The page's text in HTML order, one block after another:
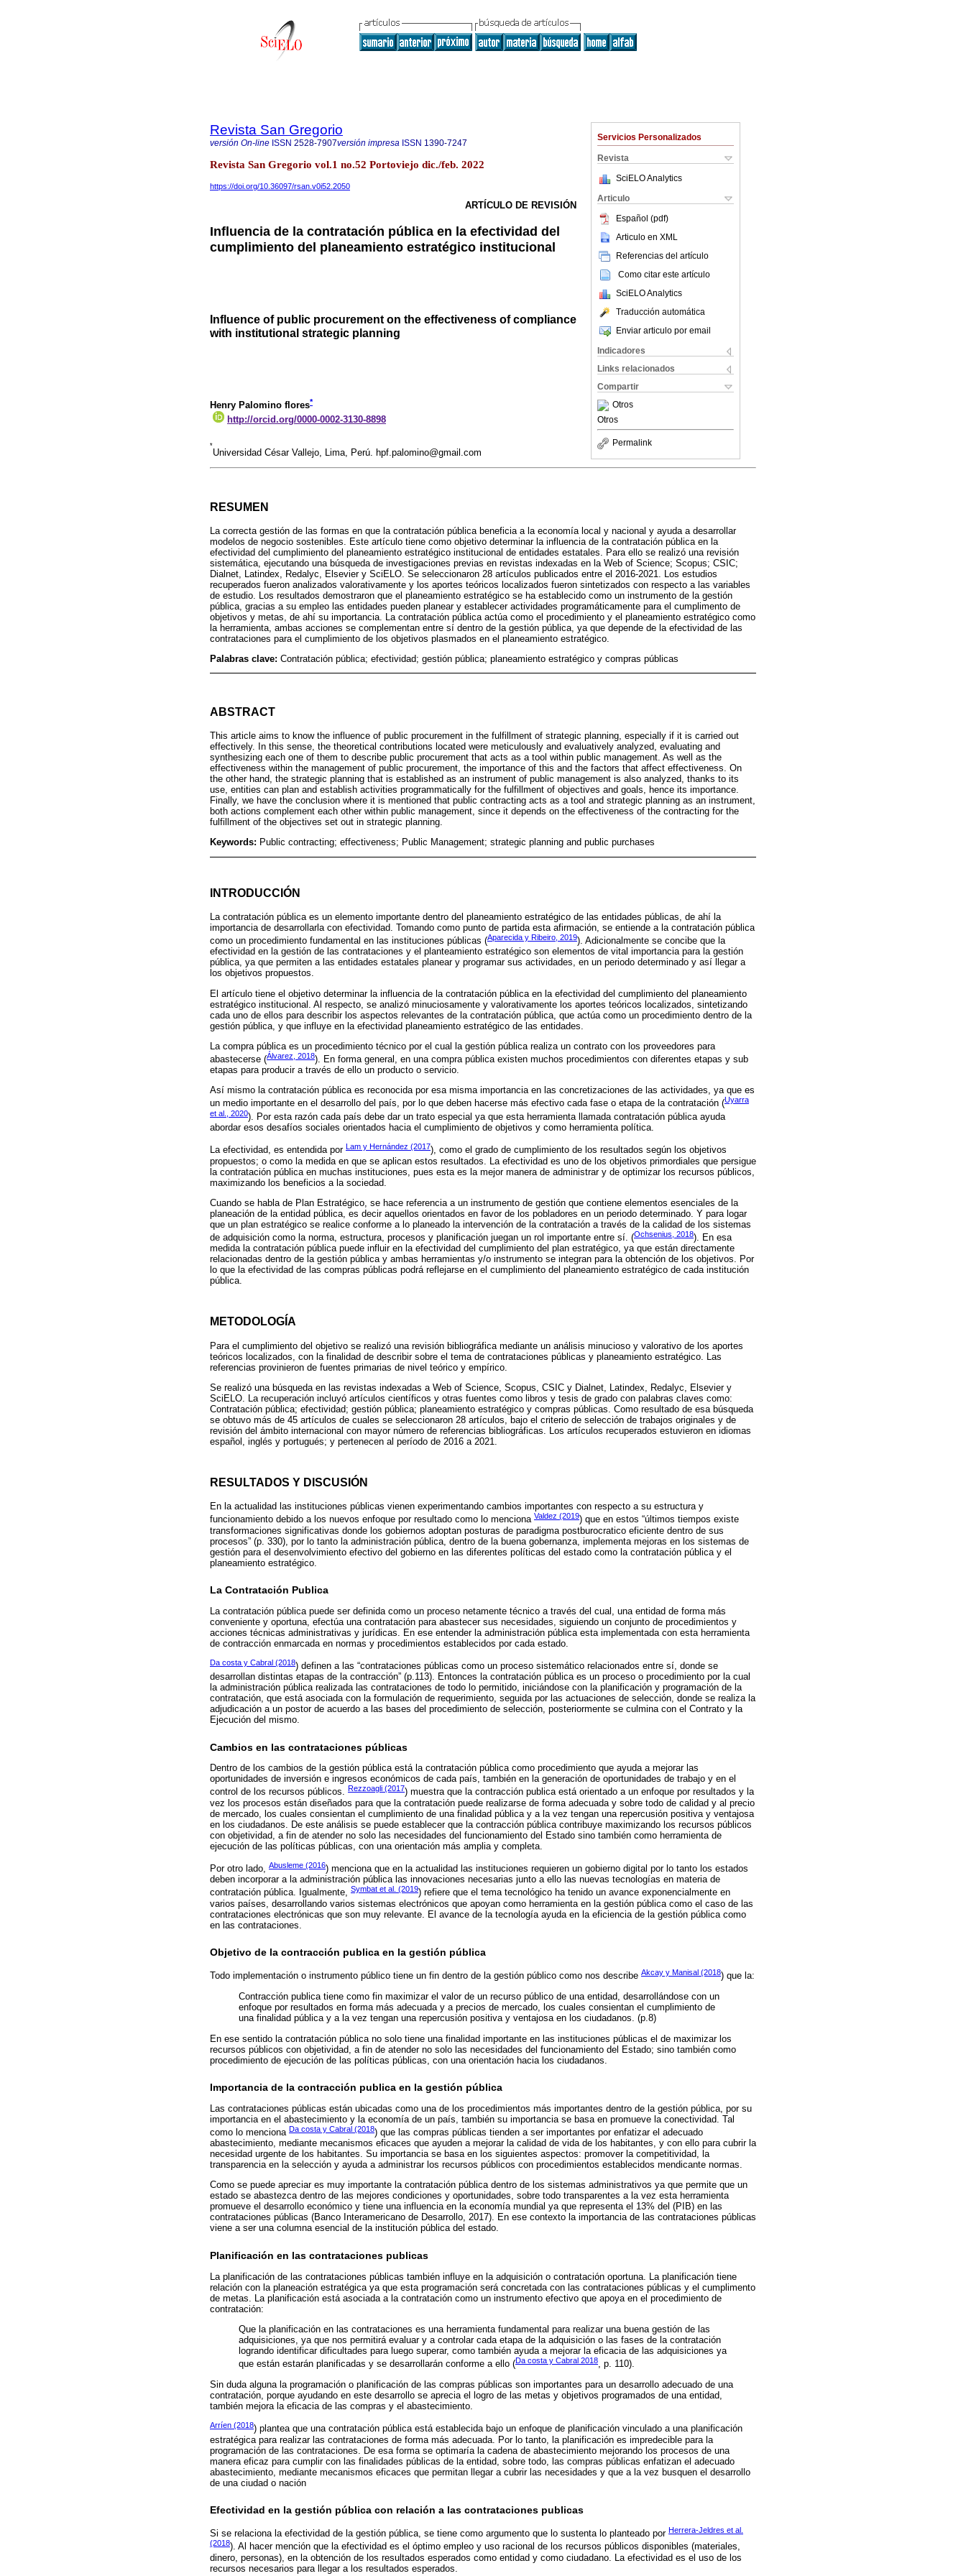
Servicios Personalizados
Revista
SciELO Analytics
Articulo
Español (pdf)
Articulo en XML
Referencias del artículo
Como citar este artículo
SciELO Analytics
Traducción automática
Enviar articulo por email
Indicadores
Links relacionados
Compartir
Otros
Otros
Permalink
Revista San Gregorio
versión On-line ISSN 2528-7907versión impresa ISSN 1390-7247
Revista San Gregorio vol.1 no.52 Portoviejo dic./feb. 2022
https://doi.org/10.36097/rsan.v0i52.2050
ARTÍCULO DE REVISIÓN
Influencia de la contratación pública en la efectividad del
cumplimiento del planeamiento estratégico institucional
Influence of public procurement on the effectiveness of compliance
with institutional strategic planning
Henry Palomino flores*
http://orcid.org/0000-0002-3130-8898
*
Universidad César Vallejo, Lima, Perú. hpf.palomino@gmail.com
RESUMEN
La correcta gestión de las formas en que la contratación pública beneficia a la economía local y nacional y ayuda a desarrollar
modelos de negocio sostenibles. Este artículo tiene como objetivo determinar la influencia de la contratación pública en la
efectividad del cumplimiento del planeamiento estratégico institucional de entidades estatales. Para ello se realizó una revisión
sistemática, ejecutando una búsqueda de investigaciones previas en revistas indexadas en la Web of Science; Scopus; CSIC;
Dialnet, Latindex, Redalyc, Elsevier y SciELO. Se seleccionaron 28 artículos publicados entre el 2016-2021. Los estudios
recuperados fueron analizados valorativamente y los aportes teóricos localizados fueron sintetizados con respecto a las variables
de estudio. Los resultados demostraron que el planeamiento estratégico se ha establecido como un instrumento de la gestión
pública, gracias a su empleo las entidades pueden planear y establecer actividades programáticamente para el cumplimento de
objetivos y metas, de ahí su importancia. La contratación pública actúa como el procedimiento y el planeamiento estratégico como
la herramienta, ambas acciones se complementan entre sí dentro de la gestión pública, ya que depende de la efectividad de las
contrataciones para el cumplimiento de los objetivos plasmados en el planeamiento estratégico.
Palabras clave: Contratación pública; efectividad; gestión pública; planeamiento estratégico y compras públicas
ABSTRACT
This article aims to know the influence of public procurement in the fulfillment of strategic planning, especially if it is carried out
effectively. In this sense, the theoretical contributions located were meticulously and evaluatively analyzed, evaluating and
synthesizing each one of them to describe public procurement that acts as a tool within public management. As well as the
effectiveness within the management of public procurement, the importance of this and the factors that affect effectiveness. On
the other hand, the strategic planning that is established as an instrument of public management is also analyzed, thanks to its
use, entities can plan and establish activities programmatically for the fulfillment of objectives and goals, hence its importance.
Finally, we have the conclusion where it is mentioned that public contracting acts as a tool and strategic planning as an instrument,
both actions complement each other within public management, since it depends on the effectiveness of the contracting for the
fulfillment of the objectives set out in strategic planning.
Keywords: Public contracting; effectiveness; Public Management; strategic planning and public purchases
INTRODUCCIÓN
La contratación pública es un elemento importante dentro del planeamiento estratégico de las entidades públicas, de ahí la
importancia de desarrollarla con efectividad. Tomando como punto de partida esta afirmación, se entiende a la contratación pública
como un procedimiento fundamental en las instituciones públicas (Aparecida y Ribeiro, 2019). Adicionalmente se concibe que la
efectividad en la gestión de las contrataciones y el planteamiento estratégico son elementos de vital importancia para la gestión
pública, ya que permiten a las entidades estatales planear y programar sus actividades, en un periodo determinado y así llegar a
los objetivos propuestos.
El artículo tiene el objetivo determinar la influencia de la contratación pública en la efectividad del cumplimiento del planeamiento
estratégico institucional. Al respecto, se analizó minuciosamente y valorativamente los aportes teóricos localizados, sintetizando
cada uno de ellos para describir los aspectos relevantes de la contratación pública, que actúa como un procedimiento dentro de la
gestión pública, y que influye en la efectividad planeamiento estratégico de las entidades.
La compra pública es un procedimiento técnico por el cual la gestión pública realiza un contrato con los proveedores para
abastecerse (Álvarez, 2018). En forma general, en una compra pública existen muchos procedimientos con diferentes etapas y sub
etapas para producir a través de ello un producto o servicio.
Así mismo la contratación pública es reconocida por esa misma importancia en las concretizaciones de las actividades, ya que es
un medio importante en el desarrollo del país, por lo que deben hacerse más efectivo cada fase o etapa de la contratación (Uyarra
et al., 2020). Por esta razón cada país debe dar un trato especial ya que esta herramienta llamada contratación pública ayuda
abordar esos desafíos sociales orientados hacia el cumplimiento de objetivos y como herramienta política.
La efectividad, es entendida por Lam y Hernández (2017), como el grado de cumplimiento de los resultados según los objetivos
propuestos; o como la medida en que se aplican estos resultados. La efectividad es uno de los objetivos primordiales que persigue
la contratación pública en muchas instituciones, pues esta es la mejor manera de administrar y de optimizar los recursos públicos,
maximizando los beneficios a la sociedad.
Cuando se habla de Plan Estratégico, se hace referencia a un instrumento de gestión que contiene elementos esenciales de la
planeación de la entidad pública, es decir aquellos orientados en favor de los pobladores en un periodo determinado. Y para logar
que un plan estratégico se realice conforme a lo planeado la intervención de la contratación a través de la calidad de los sistemas
de adquisición como la norma, estructura, procesos y planificación juegan un rol importante entre sí. (Ochsenius, 2018). En esa
medida la contratación pública puede influir en la efectividad del cumplimiento del plan estratégico, ya que están directamente
relacionadas dentro de la gestión pública y ambas herramientas y/o instrumento se integran para la obtención de los objetivos. Por
lo que la efectividad de las compras públicas podrá reflejarse en el cumplimiento del planeamiento estratégico de cada institución
pública.
METODOLOGÍA
Para el cumplimiento del objetivo se realizó una revisión bibliográfica mediante un análisis minucioso y valorativo de los aportes
teóricos localizados, con la finalidad de describir sobre el tema de contrataciones públicas y planeamiento estratégico. Las
referencias provinieron de fuentes primarias de nivel teórico y empírico.
Se realizó una búsqueda en las revistas indexadas a Web of Science, Scopus, CSIC y Dialnet, Latindex, Redalyc, Elsevier y
SciELO. La recuperación incluyó artículos científicos y otras fuentes como libros y tesis de grado con palabras claves como:
Contratación pública; efectividad; gestión pública; planeamiento estratégico y compras públicas. Como resultado de esa búsqueda
se obtuvo más de 45 artículos de cuales se seleccionaron 28 artículos, bajo el criterio de selección de trabajos originales y de
revisión del ámbito internacional con mayor número de referencias bibliográficas. Los artículos recuperados estuvieron en idiomas
español, inglés y portugués; y pertenecen al período de 2016 a 2021.
RESULTADOS Y DISCUSIÓN
En la actualidad las instituciones públicas vienen experimentando cambios importantes con respecto a su estructura y
funcionamiento debido a los nuevos enfoque por resultado como lo menciona Valdez (2019) que en estos “últimos tiempos existe
transformaciones significativas donde los gobiernos adoptan posturas de paradigma postburocratico eficiente dentro de sus
procesos” (p. 330), por lo tanto la administración pública, dentro de la buena gobernanza, implementa mejoras en los sistemas de
gestión para el desenvolvimiento efectivo del gobierno en las diferentes políticas del estado como la contratación pública y el
planeamiento estratégico.
La Contratación Publica
La contratación pública puede ser definida como un proceso netamente técnico a través del cual, una entidad de forma más
conveniente y oportuna, efectúa una contratación para abastecer sus necesidades, siguiendo un conjunto de procedimientos y
acciones técnicas administrativas y jurídicas. En ese entender la administración pública esta implementada con esta herramienta
de contracción enmarcada en normas y procedimientos establecidos por cada estado.
Da costa y Cabral (2018) definen a las “contrataciones públicas como un proceso sistemático relacionados entre sí, donde se
desarrollan distintas etapas de la contracción” (p.113). Entonces la contratación pública es un proceso o procedimiento por la cual
la administración pública realizada las contrataciones de todo lo permitido, iniciándose con la planificación y programación de la
contratación, que está asociada con la formulación de requerimiento, seguida por las actuaciones de selección, donde se realiza la
adjudicación a un postor de acuerdo a las bases del procedimiento de selección, posteriormente se culmina con el Contrato y la
Ejecución del mismo.
Cambios en las contrataciones públicas
Dentro de los cambios de la gestión pública está la contratación pública como procedimiento que ayuda a mejorar las
oportunidades de inversión e ingresos económicos de cada país, también en la generación de oportunidades de trabajo y en el
control de los recursos públicos. Rezzoagli (2017) muestra que la contracción publica está orientado a un enfoque por resultados y la
vez los procesos están diseñados para que la contratación puede realizarse de forma adecuada y sobre todo de calidad y al precio
de mercado, los cuales consientan el cumplimiento de una finalidad pública y a la vez tengan una repercusión positiva y ventajosa
en los ciudadanos. De este análisis se puede establecer que la contracción pública contribuye maximizando los recursos públicos
con objetividad, a fin de atender no solo las necesidades del funcionamiento del Estado sino también como herramienta de
ejecución de las políticas públicas, con una orientación más amplia y completa.
Por otro lado, Abusleme (2016) menciona que en la actualidad las instituciones requieren un gobierno digital por lo tanto los estados
deben incorporar a la administración pública las innovaciones necesarias junto a ello las nuevas tecnologías en materia de
contratación pública. Igualmente, Symbat et al. (2019) refiere que el tema tecnológico ha tenido un avance exponencialmente en
varios países, desarrollando varios sistemas electrónicos que apoyan como herramienta en la gestión pública como el caso de las
contrataciones electrónicas que son muy relevante. El avance de la tecnología ayuda en la eficiencia de la gestión pública como
en las contrataciones.
Objetivo de la contracción publica en la gestión pública
Todo implementación o instrumento público tiene un fin dentro de la gestión público como nos describe Akcay y Manisal (2018) que la:
Contracción publica tiene como fin maximizar el valor de un recurso público de una entidad, desarrollándose con un
enfoque por resultados en forma más adecuada y a precios de mercado, los cuales consientan el cumplimiento de
una finalidad pública y a la vez tengan una repercusión positiva y ventajosa en los ciudadanos. (p.8)
En ese sentido la contratación pública no solo tiene una finalidad importante en las instituciones públicas el de maximizar los
recursos públicos con objetividad, a fin de atender no solo las necesidades del funcionamiento del Estado; sino también como
procedimiento de ejecución de las políticas públicas, con una orientación hacia los ciudadanos.
Importancia de la contracción publica en la gestión pública
Las contrataciones públicas están ubicadas como una de los procedimientos más importantes dentro de la gestión pública, por su
importancia en el abastecimiento y la economía de un país, también su importancia se basa en promueve la conectividad. Tal
como lo menciona Da costa y Cabral (2018) que las compras públicas tienden a ser importantes por enfatizar el adecuado
abastecimiento, mediante mecanismos eficaces que ayuden a mejorar la calidad de vida de los habitantes, y con ello para cubrir la
necesidad urgente de los habitantes. Su importancia se basa en los siguientes aspectos: promover la competitividad, la
transparencia en la selección y ayuda a administrar los recursos públicos con procedimientos establecidos mendicante normas.
Como se puede apreciar es muy importante la contratación pública dentro de los sistemas administrativos ya que permite que un
estado se abastezca dentro de las mejores condiciones y oportunidades, sobre todo transparentes a la vez esta herramienta
promueve el desarrollo económico y tiene una influencia en la economía mundial ya que representa el 13% del (PIB) en las
contrataciones públicas (Banco Interamericano de Desarrollo, 2017). En ese contexto la importancia de las contrataciones públicas
viene a ser una columna esencial de la institución pública del estado.
Planificación en las contrataciones publicas
La planificación de las contrataciones públicas también influye en la adquisición o contratación oportuna. La planificación tiene
relación con la planeación estratégica ya que esta programación será concretada con las contrataciones públicas y el cumplimento
de metas. La planificación está asociada a la contratación como un instrumento efectivo que apoya en el procedimiento de
contratación:
Que la planificación en las contrataciones es una herramienta fundamental para realizar una buena gestión de las
adquisiciones, ya que nos permitirá evaluar y a controlar cada etapa de la adquisición o las fases de la contratación
logrando identificar dificultades para luego superar, como también ayuda a mejorar la eficacia de las adquisiciones ya
que están estarán planificadas y se desarrollarán conforme a ello (Da costa y Cabral 2018, p. 110).
Sin duda alguna la programación o planificación de las compras públicas son importantes para un desarrollo adecuado de una
contratación, porque ayudando en este desarrollo se aprecia el logro de las metas y objetivos programados de una entidad,
también mejora la eficacia de las compras y el abastecimiento.
Arríen (2018) plantea que una contratación pública está establecida bajo un enfoque de planificación vinculado a una planificación
estratégica para realizar las contrataciones de forma más adecuada. Por lo tanto, la planificación es impredecible para la
programación de las contrataciones. De esa forma se optimaría la cadena de abastecimiento mejorando los procesos de una
manera eficaz para cumplir con las finalidades públicas de la entidad, sobre todo, las compras públicas enfatizan el adecuado
abastecimiento, mediante mecanismos eficaces que permitan llegar a cubrir las necesidades y que a la vez busquen el desarrollo
de una ciudad o nación
Efectividad en la gestión pública con relación a las contrataciones publicas
Si se relaciona la efectividad de la gestión pública, se tiene como argumento que lo sustenta lo planteado por Herrera-Jeldres et al.
(2018). Al hacer mención que la efectividad es el óptimo empleo y uso racional de los recursos públicos disponibles (materiales,
dinero, personas), en la obtención de los resultados esperados como entidad y como ciudadano. La efectividad es el uso de los
recursos necesarios para llegar a los resultados esperados.